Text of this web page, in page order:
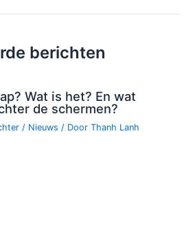
berichten
Wat is het? En wat
de schermen?
/ Nieuws / DoorThanh Lanh